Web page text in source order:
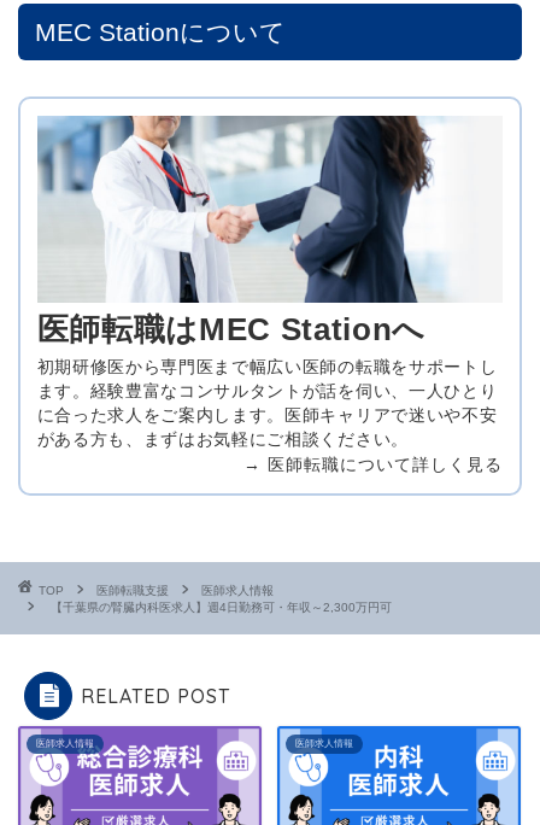
MEC Stationについて
医師転職はMEC Stationへ
初期研修医から専門医まで幅広い医師の転職をサポートし
ます。経験豊富なコンサルタントが話を伺い、一人ひとり
に合った求人をご案内します。医師キャリアで迷いや不安
がある方も、まずはお気軽にご相談ください。
→ 医師転職について詳しく見る
TOP 医師転職支援
医師求人情報
【千葉県の腎臓内科医求人】週4日勤務可・年収～2,300万円可
RELATED POST
医師求人情報 医師求人情報